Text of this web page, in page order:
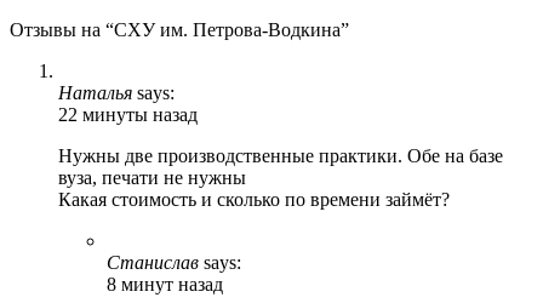
Отзывы на “СХУ им. Петрова-Водкина”
Наталья says:
22 минуты назад
Нужны две производственные практики. Обе на базе
вуза, печати не нужны
Какая стоимость и сколько по времени займёт?
Станислав says:
8 минут назад